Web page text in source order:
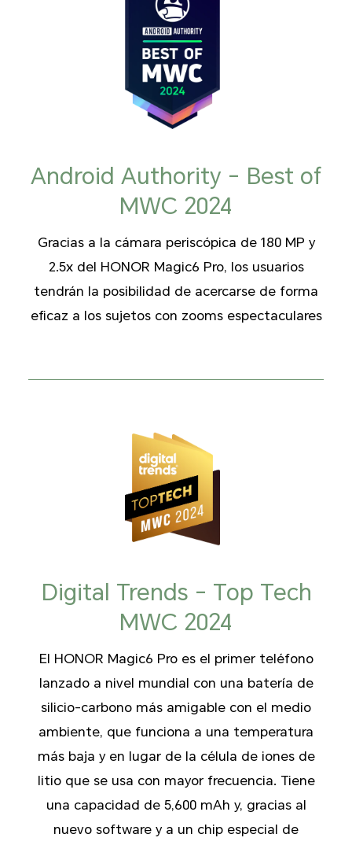
Android Authority - Best of
MWC 2024
Gracias a la cámara periscópica de 180 MP y
2.5x del HONOR Magic6 Pro, los usuarios
tendrán la posibilidad de acercarse de forma
eficaz a los sujetos con zooms espectaculares
Digital Trends - Top Tech
MWC 2024
El HONOR Magic6 Pro es el primer teléfono
lanzado a nivel mundial con una batería de
silicio-carbono más amigable con el medio
ambiente, que funciona a una temperatura
más baja y en lugar de la célula de iones de
litio que se usa con mayor frecuencia. Tiene
una capacidad de 5,600 mAh y, gracias al
nuevo software y a un chip especial de